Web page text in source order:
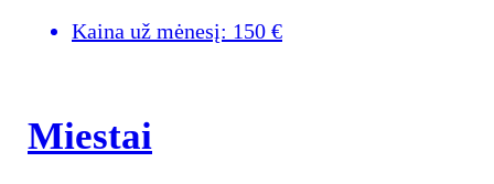
Kaina už mėnesį: 150 €
Miestai